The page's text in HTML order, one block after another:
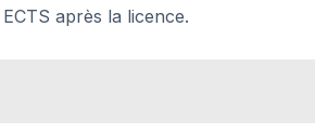
après la licence.